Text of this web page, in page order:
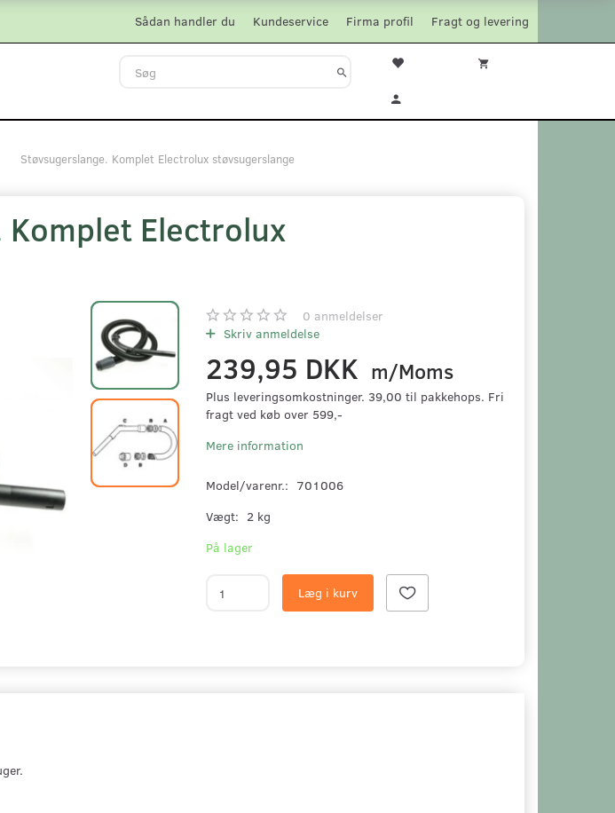
Fragt og levering
Firma profil
Kundeservice
Sådan handler du
Støvsugerslange. Komplet Electrolux støvsugerslange
Electrolux
0 anmeldelser
Skriv anmeldelse
239,95 DKK m/Moms
Plus leveringsomkostninger. 39,00 til pakkehops. Fri
fragt ved køb over 599,-
Mere information
Model/varenr.: 701006
Vægt: 2 kg
På lager
Læg i kurv